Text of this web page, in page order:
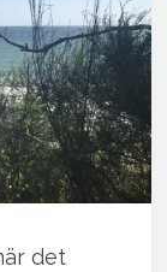
det